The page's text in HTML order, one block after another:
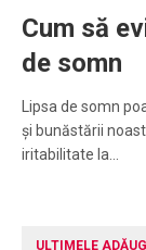
Cum să
de somn
Lipsa de somn
și bunăstării
iritabilitate la…
ULTIMELE